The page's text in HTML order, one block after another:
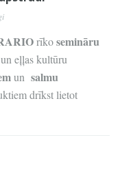
rīkosemināru
eļļas kultūru
un salmu
drīkst lietot